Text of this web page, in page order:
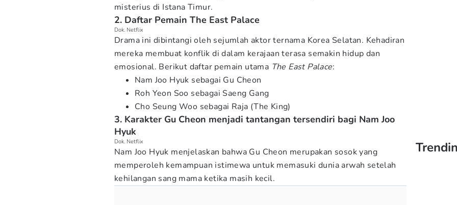
misterius di Istana Timur.
2. Daftar Pemain The East Palace
Dok. Netflix
Drama ini dibintangi oleh sejumlah aktor ternama Korea Selatan. Kehadiran
mereka membuat konflik di dalam kerajaan terasa semakin hidup dan
emosional. Berikut daftar pemain utama The East Palace:
Nam Joo Hyuk sebagai Gu Cheon
Roh Yeon Soo sebagai Saeng Gang
Cho Seung Woo sebagai Raja (The King)
3. Karakter Gu Cheon menjadi tantangan tersendiri bagi Nam Joo
Hyuk
Dok. Netflix
Nam Joo Hyuk menjelaskan bahwa Gu Cheon merupakan sosok yang
memperoleh kemampuan istimewa untuk memasuki dunia arwah setelah
kehilangan sang mama ketika masih kecil.